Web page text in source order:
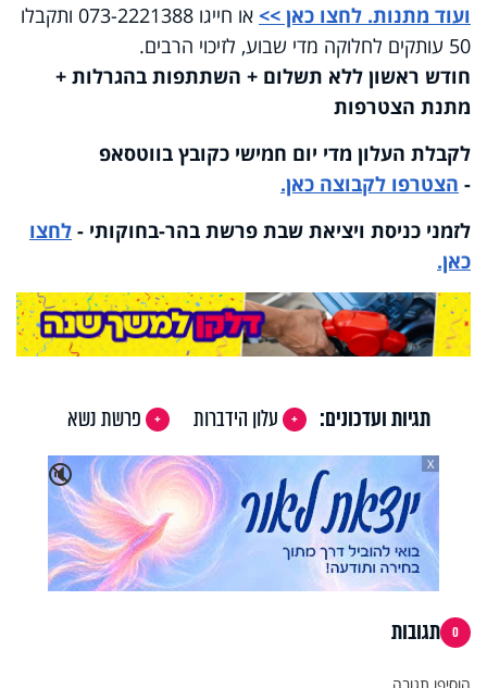
ועוד מתנות. לחצו כאן >>
או חייגו 073-2221388 ותקבלו
50 עותקים לחלוקה מדי שבוע, לזיכוי הרבים.
חודש ראשון ללא תשלום + השתתפות בהגרלות +
מתנת הצטרפות
לקבלת העלון מדי יום חמישי כקובץ בווטסאפ
- הצטרפו לקבוצה כאן.
לזמני כניסת ויציאת שבת פרשת בהר-בחוקותי - לחצו
כאן.
תגיות ועדכונים: עלון הידברות
פרשת נשא
🔇
X
0 תגובות